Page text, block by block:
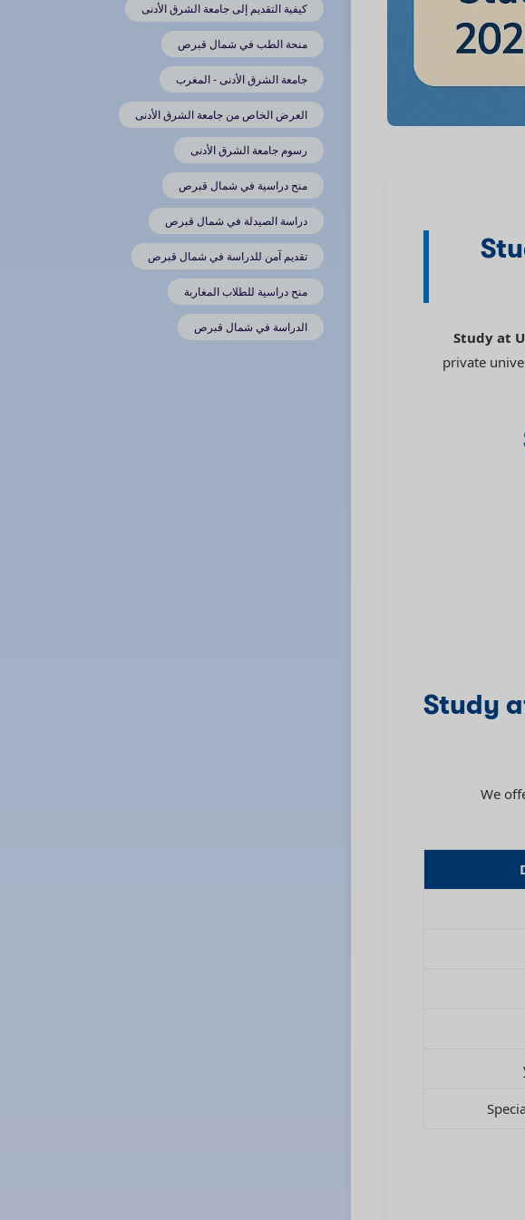
Study at
private
Study
We
كيفية التقديم إلى جامعة الشرق الأدنى
منحة الطب في شمال قبرص
جامعة الشرق الأدنى - المغرب
العرض الخاص من جامعة الشرق الأدنى
رسوم جامعة الشرق الأدنى
منح دراسية في شمال قبرص
دراسة الصيدلة في شمال قبرص
تقديم آمن للدراسة في شمال قبرص
منح دراسية للطلاب المغاربة
الدراسة في شمال قبرص